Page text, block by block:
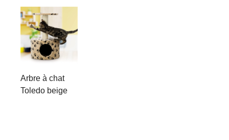
Arbre à chat
Toledo beige